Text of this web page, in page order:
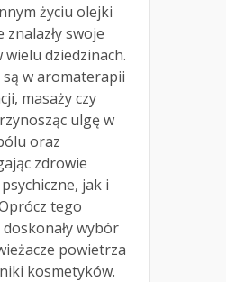
życiu olejki
znalazły swoje
wielu dziedzinach.
są w aromaterapii
masaży czy
ulgę w
oraz
zdrowie
jak i
tego
wybór
powietrza
kosmetyków.